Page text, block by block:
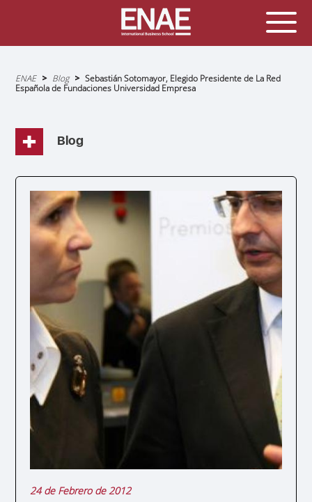
Sobrescribir
enlaces
de
navegación
ENAE Blog
Sebastián Sotomayor, Elegido Presidente de La Red
Española de Fundaciones Universidad Empresa
Blog
24 de Febrero de 2012